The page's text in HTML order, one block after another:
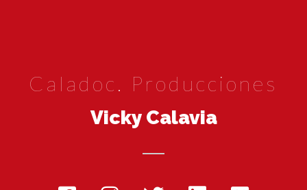
Caladoc. Producciones
Vicky Calavia